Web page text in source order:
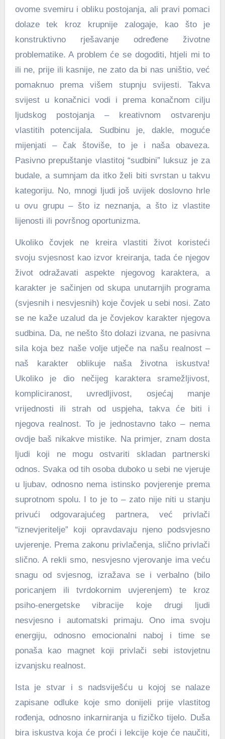
ovome svemiru i obliku postojanja, ali pravi pomaci
dolaze tek kroz krupnije zalogaje, kao što je
konstruktivno rješavanje određene životne
problematike. A problem će se dogoditi, htjeli mi to
ili ne, prije ili kasnije, ne zato da bi nas uništio, već
pomaknuo prema višem stupnju svijesti. Takva
svijest u konačnici vodi i prema konačnom cilju
ljudskog postojanja – kreativnom ostvarenju
vlastitih potencijala. Sudbinu je, dakle, moguće
mijenjati – čak štoviše, to je i naša obaveza.
Pasivno prepuštanje vlastitoj “sudbini” luksuz je za
budale, a sumnjam da itko želi biti svrstan u takvu
kategoriju. No, mnogi ljudi još uvijek doslovno hrle
u ovu grupu – što iz neznanja, a što iz vlastite
lijenosti ili površnog oportunizma.
Ukoliko čovjek ne kreira vlastiti život koristeći
svoju svjesnost kao izvor kreiranja, tada će njegov
život odražavati aspekte njegovog karaktera, a
karakter je sačinjen od skupa unutarnjih programa
(svjesnih i nesvjesnih) koje čovjek u sebi nosi. Zato
se ne kaže uzalud da je čovjekov karakter njegova
sudbina. Da, ne nešto što dolazi izvana, ne pasivna
sila koja bez naše volje utječe na našu realnost –
naš karakter oblikuje naša životna iskustva!
Ukoliko je dio nečijeg karaktera sramežljivost,
kompliciranost, uvredljivost, osjećaj manje
vrijednosti ili strah od uspjeha, takva će biti i
njegova realnost. To je jednostavno tako – nema
ovdje baš nikakve mistike. Na primjer, znam dosta
ljudi koji ne mogu ostvariti skladan partnerski
odnos. Svaka od tih osoba duboko u sebi ne vjeruje
u ljubav, odnosno nema istinsko povjerenje prema
suprotnom spolu. I to je to – zato nije niti u stanju
privući odgovarajućeg partnera, već privlači
“iznevjeritelje” koji opravdavaju njeno podsvjesno
uvjerenje. Prema zakonu privlačenja, slično privlači
slično. A rekli smo, nesvjesno vjerovanje ima veću
snagu od svjesnog, izražava se i verbalno (bilo
poricanjem ili tvrdokornim uvjerenjem) te kroz
psiho-energetske vibracije koje drugi ljudi
nesvjesno i automatski primaju. Ono ima svoju
energiju, odnosno emocionalni naboj i time se
ponaša kao magnet koji privlači sebi istovjetnu
izvanjsku realnost.
Ista je stvar i s nadsviješću u kojoj se nalaze
zapisane odluke koje smo donijeli prije vlastitog
rođenja, odnosno inkarniranja u fizičko tijelo. Duša
bira iskustva koja će proći i lekcije koje će naučiti,